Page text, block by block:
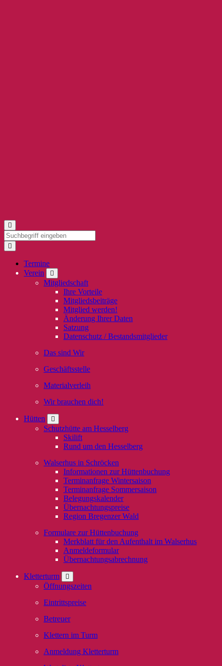
Termine
Verein
Mitgliedschaft
Ihre Vorteile
Mitgliedsbeiträge
Mitglied werden!
Änderung Ihrer Daten
Satzung
Datenschutz / Bestandsmitglieder
Das sind Wir
Geschäftsstelle
Materialverleih
Wir brauchen dich!
Hütten
Schutzhütte am Hesselberg
Skilift
Rund um den Hesselberg
Walserhus in Schröcken
Informationen zur Hüttenbuchung
Terminanfrage Wintersaison
Terminanfrage Sommersaison
Belegungskalender
Übernachtungspreise
Region Bregenzer Wald
Formulare zur Hüttenbuchung
Merkblatt für den Aufenthalt im Walserhus
Anmeldeformular
Übernachtungsabrechnung
Kletterturm
Öffnungszeiten
Eintrittspreise
Betreuer
Klettern im Turm
Anmeldung Kletterturm